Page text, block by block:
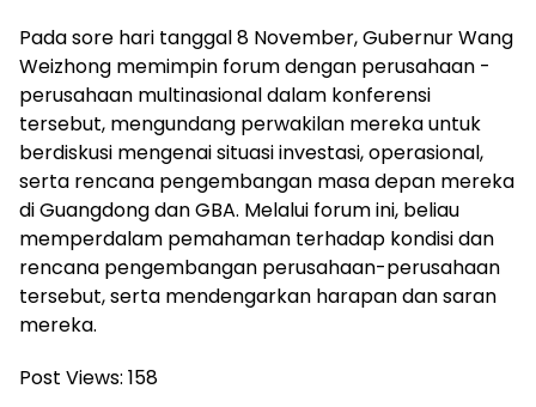
Pada sore hari tanggal 8 November, Gubernur Wang
Weizhong memimpin forum dengan perusahaan -
perusahaan multinasional dalam konferensi
tersebut, mengundang perwakilan mereka untuk
berdiskusi mengenai situasi investasi, operasional,
serta rencana pengembangan masa depan mereka
di Guangdong dan GBA. Melalui forum ini, beliau
memperdalam pemahaman terhadap kondisi dan
rencana pengembangan perusahaan-perusahaan
tersebut, serta mendengarkan harapan dan saran
mereka.
Post Views: 158